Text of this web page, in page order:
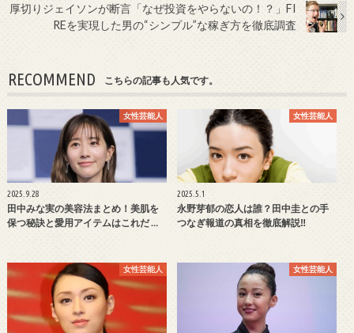
厚切りジェイソンが断言「なぜ投資をやらないの！？」FI
REを実現した男の“シンプル”な稼ぎ方を徹底調査
RECOMMEND こちらの記事も人気です。
女性芸能人
2025.9.28
田中みな実の美容法まとめ！美肌を
保つ秘訣と愛用アイテムはこれだ …
女性芸能人
2025.5.1
永野芽郁の恋人は誰？田中圭との手
つなぎ報道の真相を徹底解説‼
女性芸能人 女性芸能人